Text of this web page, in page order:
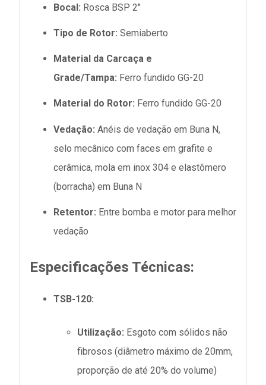
Bocal: Rosca BSP 2"
Tipo de Rotor: Semiaberto
Material da Carcaça e
Grade/Tampa: Ferro fundido GG-20
Material do Rotor: Ferro fundido GG-20
Vedação: Anéis de vedação em Buna N,
selo mecânico com faces em grafite e
cerâmica, mola em inox 304 e elastômero
(borracha) em Buna N
Retentor: Entre bomba e motor para melhor
vedação
Especificações Técnicas:
TSB-120:
Utilização: Esgoto com sólidos não
fibrosos (diâmetro máximo de 20mm,
proporção de até 20% do volume)